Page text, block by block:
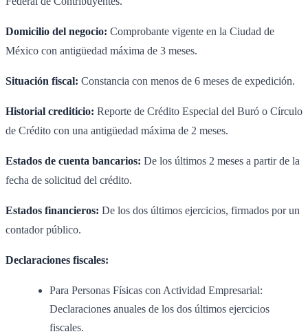
Domicilio del negocio: Comprobante vigente en la Ciudad de
México con antigüedad máxima de 3 meses.
Situación fiscal: Constancia con menos de 6 meses de expedición.
Historial crediticio: Reporte de Crédito Especial del Buró o Círculo
de Crédito con una antigüedad máxima de 2 meses.
Estados de cuenta bancarios: De los últimos 2 meses a partir de la
fecha de solicitud del crédito.
Estados financieros: De los dos últimos ejercicios, firmados por un
contador público.
Declaraciones fiscales:
Para Personas Físicas con Actividad Empresarial:
Declaraciones anuales de los dos últimos ejercicios
fiscales.